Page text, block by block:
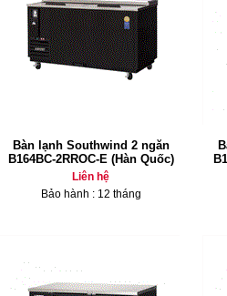
Bàn lạnh Southwind 2 ngăn
B164BC-2RROC-E (Hàn Quốc)
Liên hệ
Bảo hành : 12 tháng